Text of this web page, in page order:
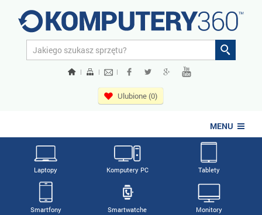
| | |
Ulubione (0)
MENU
Laptopy Komputery PC Tablety
Smartfony Smartwatche Monitory